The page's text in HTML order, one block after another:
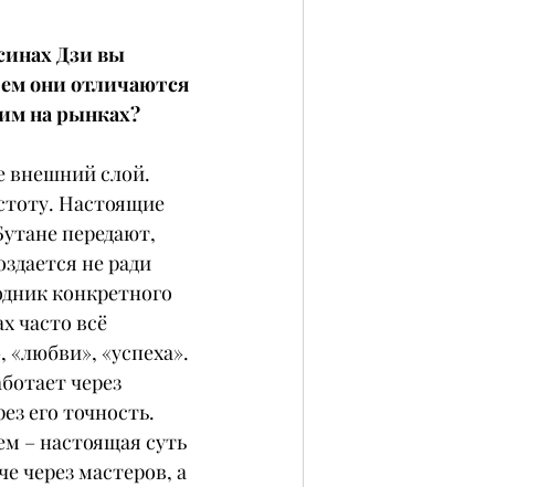
Дзи вы
они отличаются
на рынках?
внешний слой.
Настоящие
передают,
не ради
конкретного
часто всё
«любви», «успеха».
через
его точность.
– настоящая суть
через мастеров, а